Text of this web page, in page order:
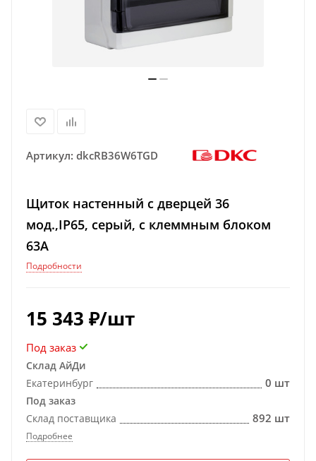
Артикул: dkcRB36W6TGD
Щиток настенный с дверцей 36
мод.,IP65, серый, с клеммным блоком
63А
Подробности
15 343 ₽/шт
Под заказ
Склад АйДи
Екатеринбург
0 шт
Под заказ
Склад поставщика
892 шт
Подробнее